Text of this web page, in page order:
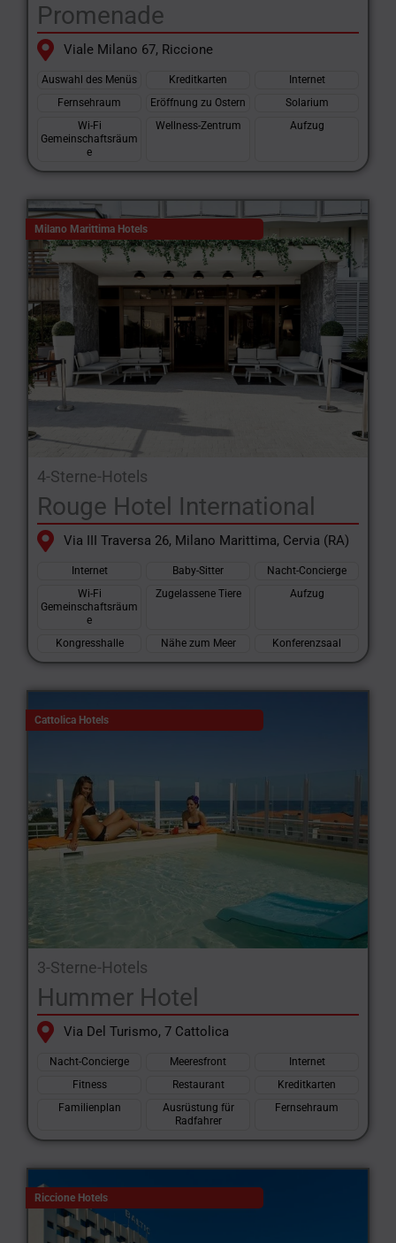
Promenade
Viale Milano 67, Riccione
Auswahl des Menüs Kreditkarten
Internet
Fernsehraum
Eröffnung zu Ostern
Solarium
Wi-Fi
Gemeinschaftsräum
e
Wellness-Zentrum Aufzug
Milano Marittima Hotels
4-Sterne-Hotels
Rouge Hotel International
Via III Traversa 26, Milano Marittima, Cervia (RA)
Internet Baby-Sitter
Nacht-Concierge
Wi-Fi
Gemeinschaftsräum
e
Zugelassene Tiere Aufzug
Kongresshalle Nähe zum Meer Konferenzsaal
Cattolica Hotels
3-Sterne-Hotels
Hummer Hotel
Via Del Turismo, 7 Cattolica
Nacht-Concierge Meeresfront
Internet
Fitness
Restaurant
Kreditkarten
Familienplan
Ausrüstung für
Radfahrer
Fernsehraum
Riccione Hotels